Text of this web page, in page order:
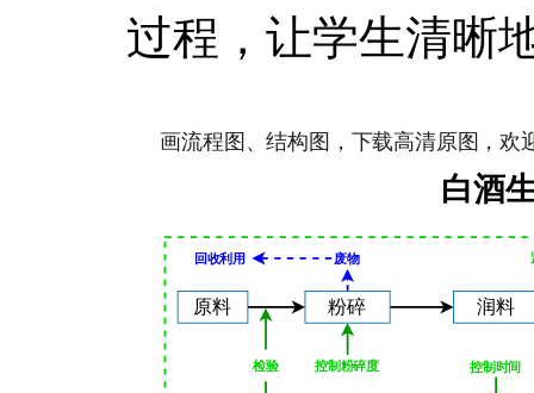
过程，让学生清晰